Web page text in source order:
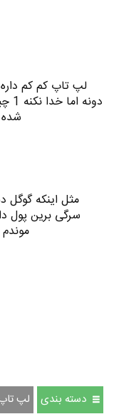
لپ تاپ کم کم
مثل اینکه گوگل
سرگی برین پول
دسته بندی لپ